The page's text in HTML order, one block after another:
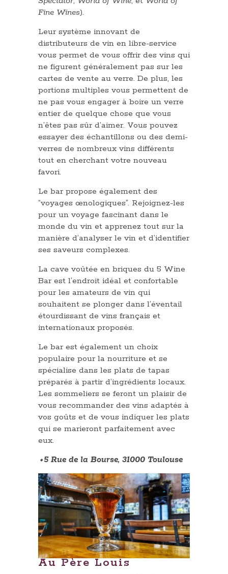
Fine Wines).
Leur système innovant de
distributeurs de vin en libre-service
vous permet de vous offrir des vins qui
ne figurent généralement pas sur les
cartes de vente au verre. De plus, les
portions multiples vous permettent de
ne pas vous engager à boire un verre
entier de quelque chose que vous
n’êtes pas sûr d’aimer. Vous pouvez
essayer des échantillons ou des demi-
verres de nombreux vins différents
tout en cherchant votre nouveau
favori.
Le bar propose également des
“voyages œnologiques”. Rejoignez-les
pour un voyage fascinant dans le
monde du vin et apprenez tout sur la
manière d’analyser le vin et d’identifier
ses saveurs complexes.
La cave voûtée en briques du 5 Wine
Bar est l’endroit idéal et confortable
pour les amateurs de vin qui
souhaitent se plonger dans l’éventail
étourdissant de vins français et
internationaux proposés.
Le bar est également un choix
populaire pour la nourriture et se
spécialise dans les plats de tapas
préparés à partir d’ingrédients locaux.
Les sommeliers se feront un plaisir de
vous recommander des vins adaptés à
vos goûts et de vous indiquer les plats
qui se marieront parfaitement avec
eux.
⬩5 Rue de la Bourse, 31000 Toulouse
Au Père Louis